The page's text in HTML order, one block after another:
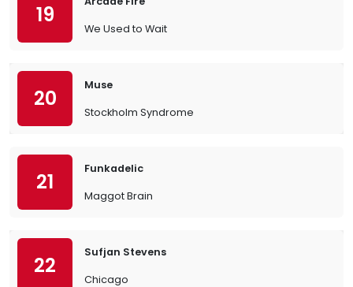
19
We Used to Wait
20
Muse
Stockholm Syndrome
21
Funkadelic
Maggot Brain
22
Sufjan Stevens
Chicago